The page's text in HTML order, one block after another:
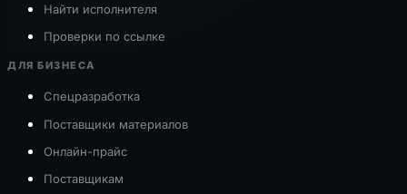
Найти исполнителя
Проверки по ссылке
ДЛЯ БИЗНЕСА
Спецразработка
Поставщики материалов
Онлайн-прайс
Поставщикам